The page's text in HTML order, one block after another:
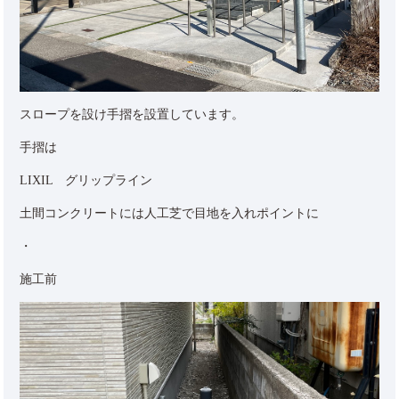
スロープを設け手摺を設置しています。
手摺は
LIXIL グリップライン
土間コンクリートには人工芝で目地を入れポイントに
・
施工前